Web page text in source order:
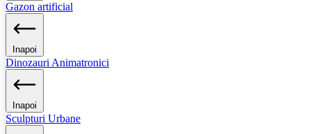
Gazon artificial
Inapoi
Dinozauri Animatronici
Inapoi
Sculpturi Urbane